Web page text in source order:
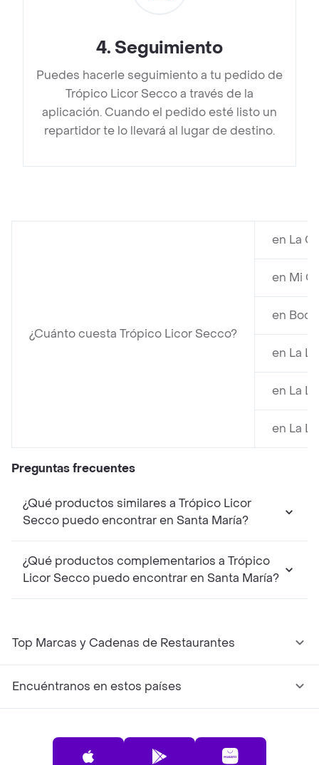
4. Seguimiento
Puedes hacerle seguimiento a tu pedido de
Trópico Licor Secco a través de la
aplicación. Cuando el pedido esté listo un
repartidor te lo llevará al lugar de destino.
¿Cuánto cuesta Trópico Licor Secco?
en La
en Mi
en
en La
en La
en La
Preguntas frecuentes
¿Qué productos similares a Trópico Licor
Secco puedo encontrar en Santa María?
¿Qué productos complementarios a Trópico
Licor Secco puedo encontrar en Santa María?
Top Marcas y Cadenas de Restaurantes
Encuéntranos en estos países